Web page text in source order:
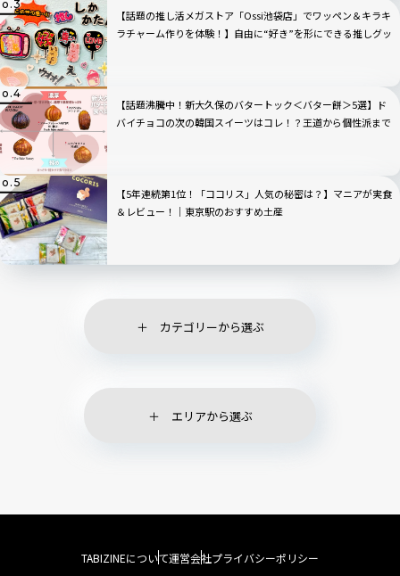
【話題の推し活メガストア「Ossi池袋店」でワッペン＆キラキ
ラチャーム作りを体験！】自由に“好き”を形にできる推しグッ
【話題沸騰中！新大久保のバタートック＜バター餅＞5選】ド
バイチョコの次の韓国スイーツはコレ！？王道から個性派まで
【5年連続第1位！「ココリス」人気の秘密は？】マニアが実食
＆レビュー！｜東京駅のおすすめ土産
カテゴリーから選ぶ
エリアから選ぶ
TABIZINEについて運営会社プライバシーポリシー